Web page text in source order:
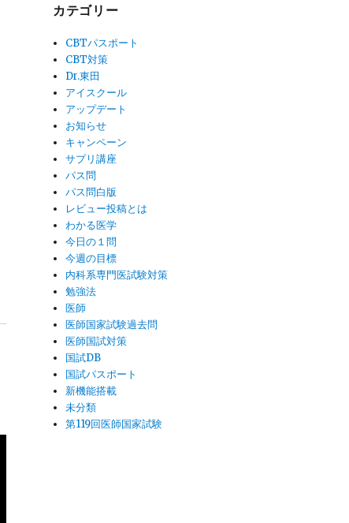
カテゴリー
CBTパスポート
CBT対策
Dr.東田
アイスクール
アップデート
お知らせ
キャンペーン
サプリ講座
パス問
パス問白版
レビュー投稿とは
わかる医学
今日の１問
今週の目標
内科系専門医試験対策
勉強法
医師
医師国家試験過去問
医師国試対策
国試DB
国試パスポート
新機能搭載
未分類
第119回医師国家試験